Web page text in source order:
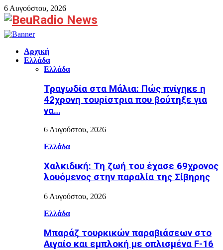
6 Αυγούστου, 2026
Facebook
Αρχική
Ελλάδα
Ελλάδα
Τραγωδία στα Μάλια: Πώς πνίγηκε η
42χρονη τουρίστρια που βούτηξε για
να…
6 Αυγούστου, 2026
Ελλάδα
Χαλκιδική: Τη ζωή του έχασε 69χρονος
λουόμενος στην παραλία της Σίβηρης
6 Αυγούστου, 2026
Ελλάδα
Μπαράζ τουρκικών παραβιάσεων στο
Αιγαίο και εμπλοκή με οπλισμένα F-16